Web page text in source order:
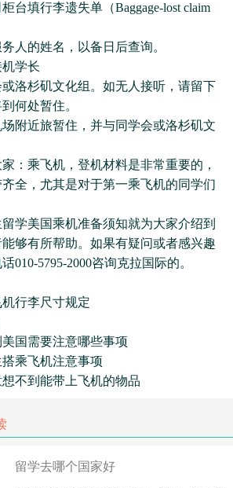
填行李遗失单（Baggage-lost claim
的姓名，以备日后查询。
学长
杉矶文化组。如无人接听，请留下
何处暂住。
近旅暂住，并与同学会或洛杉矶文
乘飞机，登机材料是非常重要的，
全，尤其是对于第一乘飞机的同学们
美国乘机准备须知就为大家介绍到
够有所帮助。如果有疑问或者感兴趣
010-5795-2000咨询克拉国际的。
行李尺寸规定
国需要注意哪些事项
乘飞机注意事项
不到能带上飞机的物品
留学去哪个国家好